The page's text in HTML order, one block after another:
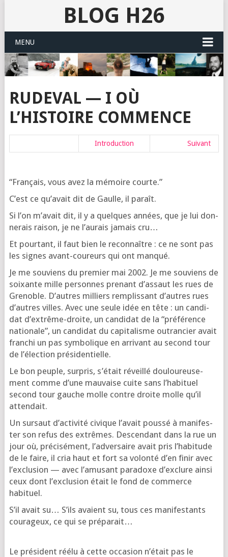
BLOG H26
MENU
RUDEVAL — I OÙ
L’HISTOIRE COMMENCE
Intro­duc­tion Sui­vant
“Fran­çais, vous avez la mémoire courte.”
C’est ce qu’a­vait dit de Gaulle, il paraît.
Si l’on m’a­vait dit, il y a quelques années, que je lui don­
ne­rais rai­son, je ne l’au­rais jamais cru…
Et pour­tant, il faut bien le recon­naître : ce ne sont pas
les signes avant-cou­reurs qui ont manqué.
Je me sou­viens du pre­mier mai 2002. Je me sou­viens de
soixante mille per­sonnes pre­nant d’as­saut les rues de
Gre­noble. D’autres mil­liers rem­plis­sant d’autres rues
d’autres villes. Avec une seule idée en tête : un can­di­
dat d’ex­trême-droite, un can­di­dat de la “pré­fé­rence
natio­nale”, un can­di­dat du capi­ta­lisme outran­cier avait
fran­chi un pas sym­bo­lique en arri­vant au second tour
de l’é­lec­tion présidentielle.
Le bon peuple, sur­pris, s’é­tait réveillé dou­lou­reu­se­
ment comme d’une mau­vaise cuite sans l’ha­bi­tuel
second tour gauche molle contre droite molle qu’il
attendait.
Un sur­saut d’ac­ti­vi­té civique l’a­vait pous­sé à mani­fes­
ter son refus des extrêmes. Des­cen­dant dans la rue un
jour où, pré­ci­sé­ment, l’ad­ver­saire avait pris l’ha­bi­tude
de le faire, il cria haut et fort sa volon­té d’en finir avec
l’ex­clu­sion — avec l’a­mu­sant para­doxe d’ex­clure ain­si
ceux dont l’ex­clu­sion était le fond de com­merce
habituel.
S’il avait su… S’ils avaient su, tous ces mani­fes­tants
cou­ra­geux, ce qui se préparait…
Le pré­sident réélu à cette occa­sion n’é­tait pas le